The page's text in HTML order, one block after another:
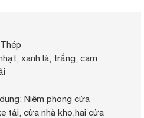
xanh lá, trắng, cam
Niêm phong cửa
tải, cửa nhà kho,hai cửa